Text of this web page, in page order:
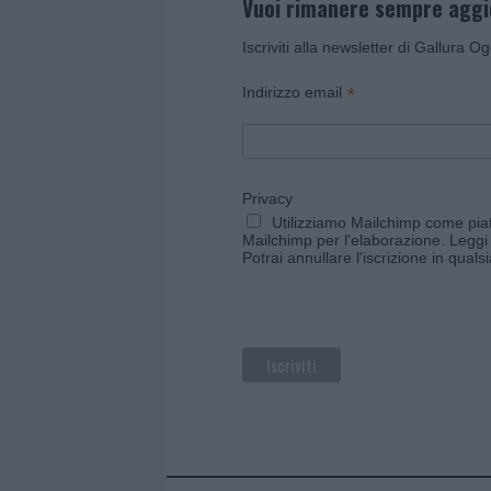
Vuoi rimanere sempre
Iscriviti alla newsletter di Gallura
Indirizzo email *
Privacy
Utilizziamo Mailchimp come
Mailchimp per l'elaborazione.
Potrai annullare l'iscrizione in